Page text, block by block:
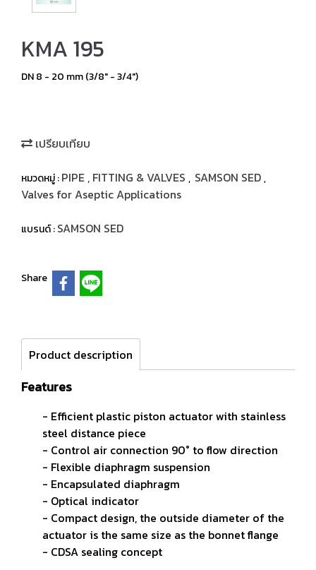
KMA 195
DN 8 - 20 mm (3/8" - 3/4")
เปรียบเทียบ
หมวดหมู่ :PIPE , FITTING & VALVES , SAMSON SED,
Valves for Aseptic Applications
แบรนด์ :SAMSON SED
Share
Product description
Features
- Efficient plastic piston actuator with stainless
steel distance piece
- Control air connection 90° to flow direction
- Flexible diaphragm suspension
- Encapsulated diaphragm
- Optical indicator
- Compact design, the outside diameter of the
actuator is the same size as the bonnet flange
- CDSA sealing concept